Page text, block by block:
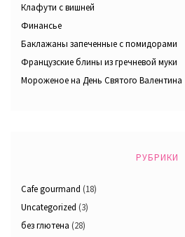
Клафути с вишней
Финансье
Баклажаны запеченные с помидорами
Французские блины из гречневой муки
Мороженое на День Святого Валентина
РУБРИКИ
Cafe gourmand (18)
Uncategorized (3)
без глютена (28)